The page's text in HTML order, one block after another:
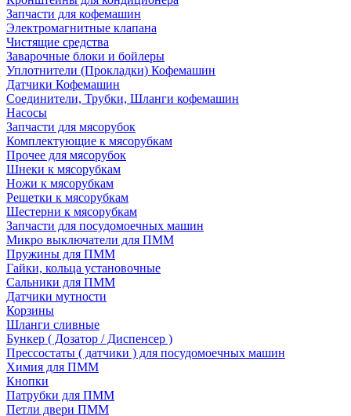
Запчасти для кофемашин
Электромагнитные клапана
Чистящие средства
Заварочные блоки и бойлеры
Уплотнители (Прокладки) Кофемашин
Датчики Кофемашин
Соединители, Трубки, Шланги кофемашин
Насосы
Запчасти для мясорубок
Комплектующие к мясорубкам
Прочее для мясорубок
Шнеки к мясорубкам
Ножи к мясорубкам
Решетки к мясорубкам
Шестерни к мясорубкам
Запчасти для посудомоечных машин
Микро выключатели для ПММ
Пружины для ПММ
Гайки, кольца установочные
Сальники для ПММ
Датчики мутности
Корзины
Шланги сливные
Бункер ( Дозатор / Диспенсер )
Прессостаты ( датчики ) для посудомоечных машин
Химия для ПММ
Кнопки
Патрубки для ПММ
Петли двери ПММ